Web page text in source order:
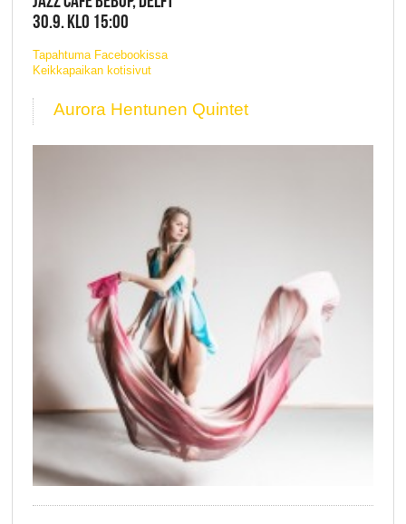
30.9. KLO 15:00
Tapahtuma Facebookissa
Keikkapaikan kotisivut
Aurora Hentunen Quintet